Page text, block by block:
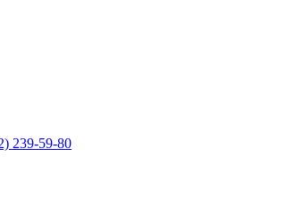
239-59-80